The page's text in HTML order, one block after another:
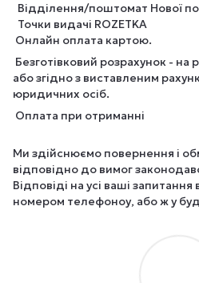
Відділення/поштомат Нової
Точки видачі ROZETKA
Онлайн оплата картою.
Безготівковий розрахунок - на
або згідно з виставленим
юридичних осіб.
Оплата при отриманні
Ми здійснюємо повернення і
відповідно до вимог
Відповіді на усі ваші
номером телефоноу, або ж у